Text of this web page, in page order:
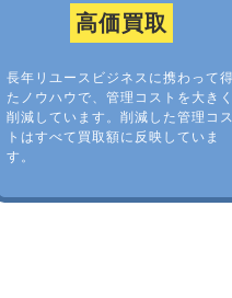
高価買取
長年リユースビジネスに携わって得
たノウハウで、管理コストを大きく
削減しています。削減した管理コス
トはすべて買取額に反映していま
す。